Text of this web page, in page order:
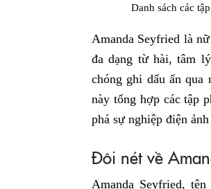
Danh sách các
Amanda Seyfried là
đa dạng từ hài, tâm
chóng ghi dấu ấn
này tổng hợp các tập
phá sự nghiệp điện
Đôi nét về
Amanda Seyfried,